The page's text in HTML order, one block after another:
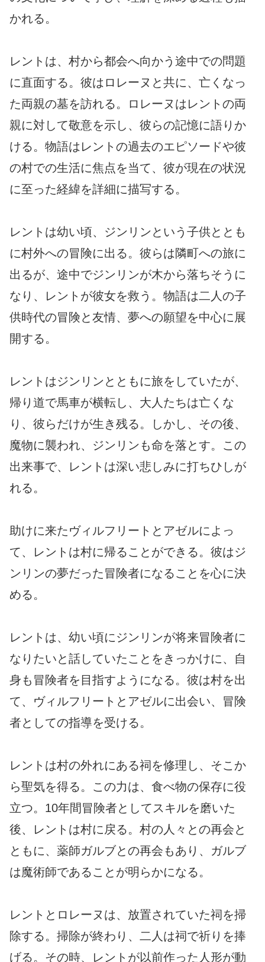
かれる。
レントは、村から都会へ向かう途中での問題
に直面する。彼はロレーヌと共に、亡くなっ
た両親の墓を訪れる。ロレーヌはレントの両
親に対して敬意を示し、彼らの記憶に語りか
ける。物語はレントの過去のエピソードや彼
の村での生活に焦点を当て、彼が現在の状況
に至った経緯を詳細に描写する。
レントは幼い頃、ジンリンという子供ととも
に村外への冒険に出る。彼らは隣町への旅に
出るが、途中でジンリンが木から落ちそうに
なり、レントが彼女を救う。物語は二人の子
供時代の冒険と友情、夢への願望を中心に展
開する。
レントはジンリンとともに旅をしていたが、
帰り道で馬車が横転し、大人たちは亡くな
り、彼らだけが生き残る。しかし、その後、
魔物に襲われ、ジンリンも命を落とす。この
出来事で、レントは深い悲しみに打ちひしが
れる。
助けに来たヴィルフリートとアゼルによっ
て、レントは村に帰ることができる。彼はジ
ンリンの夢だった冒険者になることを心に決
める。
レントは、幼い頃にジンリンが将来冒険者に
なりたいと話していたことをきっかけに、自
身も冒険者を目指すようになる。彼は村を出
て、ヴィルフリートとアゼルに出会い、冒険
者としての指導を受ける。
レントは村の外れにある祠を修理し、そこか
ら聖気を得る。この力は、食べ物の保存に役
立つ。10年間冒険者としてスキルを磨いた
後、レントは村に戻る。村の人々との再会と
ともに、薬師ガルブとの再会もあり、ガルブ
は魔術師であることが明らかになる。
レントとロレーヌは、放置されていた祠を掃
除する。掃除が終わり、二人は祠で祈りを捧
げる。その時、レントが以前作った人形が動